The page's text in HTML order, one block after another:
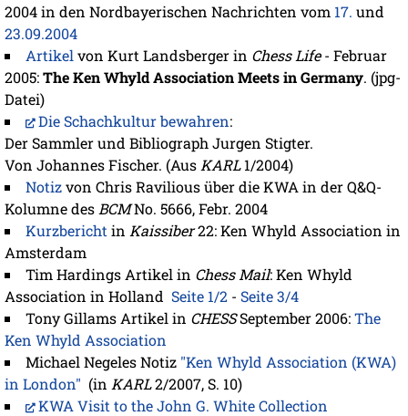
2004 in den Nordbayerischen Nachrichten vom 17. und
23.09.2004
Artikel von Kurt Landsberger in Chess Life- Februar
2005:The Ken Whyld Association Meets in Germany. (jpg-
Datei)
Die Schachkultur bewahren:
Der Sammler und Bibliograph Jurgen Stigter.
Von Johannes Fischer. (Aus KARL1/2004)
Notizvon Chris Ravilious über die KWA in der Q&Q-
Kolumne des BCMNo. 5666, Febr. 2004
Kurzbericht in Kaissiber22: Ken Whyld Association in
Amsterdam
Tim Hardings Artikel in Chess Mail: Ken Whyld
Association in Holland Seite 1/2 - Seite 3/4
Tony Gillams Artikel in CHESSSeptember 2006:The
Ken Whyld Association
Michael Negeles Notiz "Ken Whyld Association (KWA)
in London" (in KARL2/2007, S. 10)
KWA Visit to the John G. White Collection